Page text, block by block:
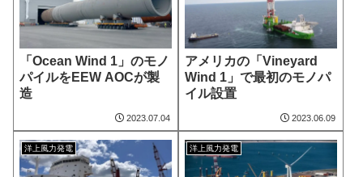
「Ocean Wind 1」のモノ
パイルをEEW AOCが製
造
2023.07.04
アメリカの「Vineyard
Wind 1」で最初のモノパ
イル設置
2023.06.09
洋上風力発電 洋上風力発電